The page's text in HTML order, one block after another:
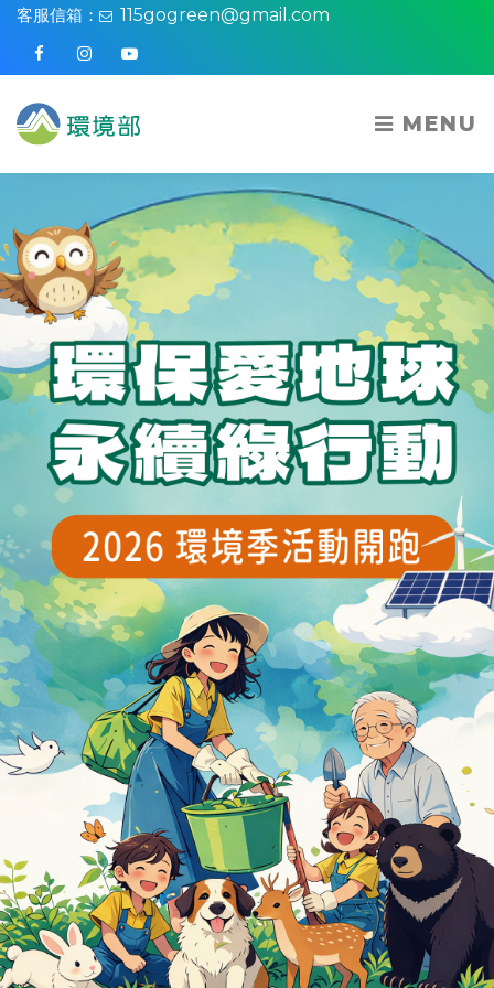
客服信箱： 115gogreen@gmail.com
FacebookInstagramYoutube
MENU